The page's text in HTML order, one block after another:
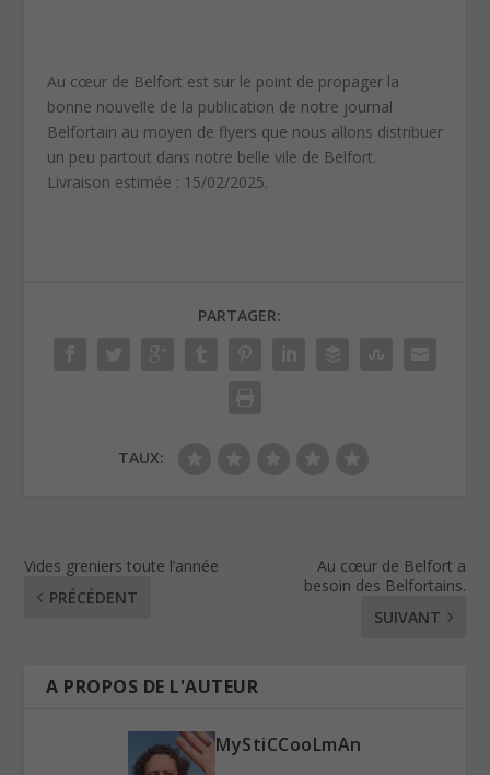
Au cœur de Belfort est sur le point de propager la
bonne nouvelle de la publication de notre journal
Belfortain au moyen de flyers que nous allons distribuer
un peu partout dans notre belle vile de Belfort.
Livraison estimée : 15/02/2025.
PARTAGER:
TAUX:
Vides greniers toute l’année
PRÉCÉDENT
Au cœur de Belfort a
besoin des Belfortains.
SUIVANT
A PROPOS DE L'AUTEUR
MyStiCCooLmAn